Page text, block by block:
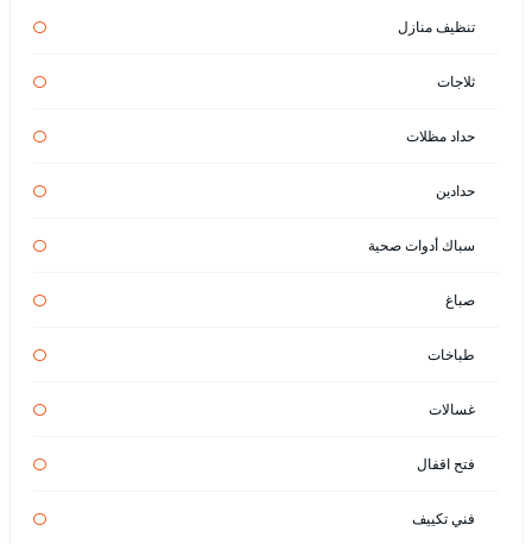
تنظيف منازل
ثلاجات
حداد مظلات
حدادين
سباك أدوات صحية
صباغ
طباخات
غسالات
فتح اقفال
فني تكييف